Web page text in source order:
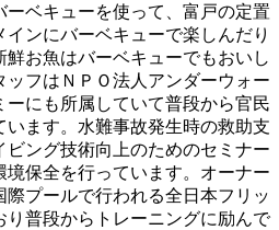
ベキューを使って、富戸の定置
ンにバーベキューで楽しんだり
鮮お魚はバーベキューでもおいし
フはＮＰＯ法人アンダーウォー
ーにも所属していて普段から官民
ます。水難事故発生時の救助支
ング技術向上のためのセミナー
境保全を行っています。オーナー
プールで行われる全日本フリッ
普段からトレーニングに励んで